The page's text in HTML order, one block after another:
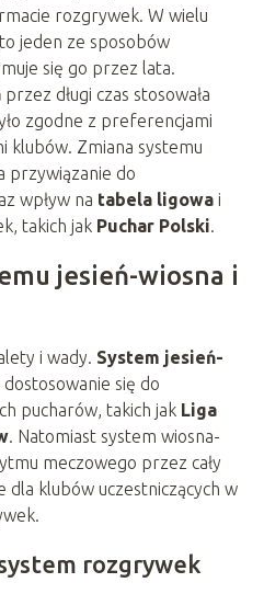
rozgrywek. W wielu
jeden ze sposobów
się go przez lata.
przez długi czas stosowała
zgodne z preferencjami
klubów. Zmiana systemu
przywiązanie do
wpływ na tabela ligowai
takich jak Puchar Polski.
jesień-wiosna i
i wady. System jesień-
się do
pucharów, takich jak Liga
. Natomiast system wiosna-
meczowego przez cały
klubów uczestniczących w
rozgrywek